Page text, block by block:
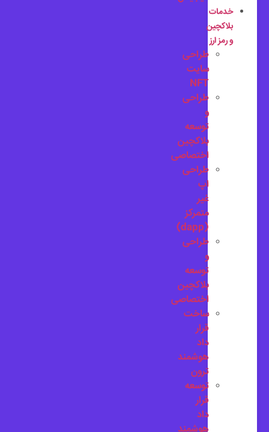
خدمات
بلاکچین
و رمز ارز
طراحی
سایت
NFT
طراحی
توسعه
بلاکچین
اختصاصی
طراحی
اپ
غیر
متمرکز
طراحی
توسعه
بلاکچین
اختصاصی
ساخت
قرار
داد
هوشمند
ترون
توسعه
قرار
داد